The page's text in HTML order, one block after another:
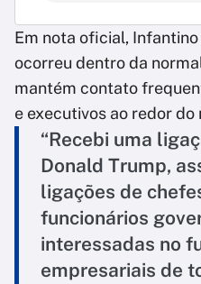
Em nota oficial,
ocorreu dentro da
mantém contato
e executivos ao redor do
“Recebi uma
Donald Trump,
ligações de
funcionários
interessadas no
empresariais de